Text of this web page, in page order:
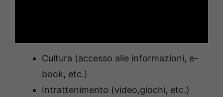
Cultura (accesso alle informazioni, e-
book, etc.)
Intrattenimento (video,giochi, etc.)